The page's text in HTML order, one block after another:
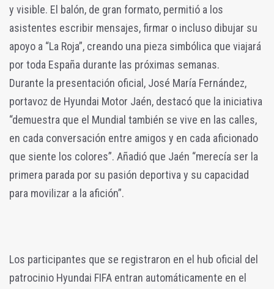
y visible. El balón, de gran formato, permitió a los
asistentes escribir mensajes, firmar o incluso dibujar su
apoyo a “La Roja”, creando una pieza simbólica que viajará
por toda España durante las próximas semanas.
Durante la presentación oficial, José María Fernández,
portavoz de Hyundai Motor Jaén, destacó que la iniciativa
“demuestra que el Mundial también se vive en las calles,
en cada conversación entre amigos y en cada aficionado
que siente los colores”. Añadió que Jaén “merecía ser la
primera parada por su pasión deportiva y su capacidad
para movilizar a la afición”.
Los participantes que se registraron en el hub oficial del
patrocinio Hyundai FIFA entran automáticamente en el